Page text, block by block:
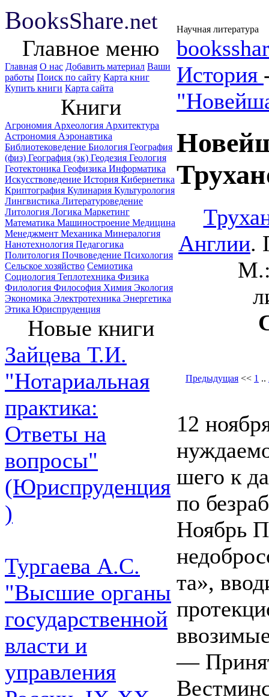
BooksShare.net Научная литература
Главное меню
Главная О нас Добавить материал Ваши
работы Поиск по сайту Карта книг
Купить книги Карта сайта
Книги
Агрономия Археология Архитектура
Астрономия Аэронавтика
Библиотековедение Биология География
(физ) География (эк) Геодезия Геология
Геотектоника Геофизика Информатика
Искусствоведение История Кибернетика
Криптография Кулинария Культурология
Лингвистика Литературоведение
Литология Логика Маркетинг
Математика Машиностроение Медицина
Менеджмент Механика Минералогия
Нанотехнология Педагогика
Политология Почвоведение Психология
Сельское хозяйство Семиотика
Социология Теплотехника Физика
Филология Философия Химия Экология
Экономика Электротехника Энергетика
Этика Юриспруденция
Новые книги
Зайцева Т.И.
"Нотариальная
практика:
Ответы на
вопросы"
(Юриспруденция
)
Тургаева А.С.
"Высшие органы
государственной
власти и
управления
История
Англии.
М.:
Предыдущая << 1 ..
12
шего к
по
Ноябрь
та»,
—